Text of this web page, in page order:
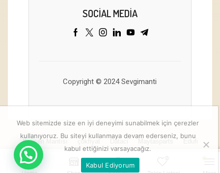
SOCIAL MEDIA
Copyright © 2024 Sevgimanti
Sepete Ekle
Kayseri Mantısı çokfiyat Dataci
Web sitemizde size en iyi deneyimi sunabilmek için çerezler
kullanıyoruz. Bu siteyi kullanmaya devam ederseniz, bunu
kabul ettiğinizi varsayacağız.
Kabul Ediyorum